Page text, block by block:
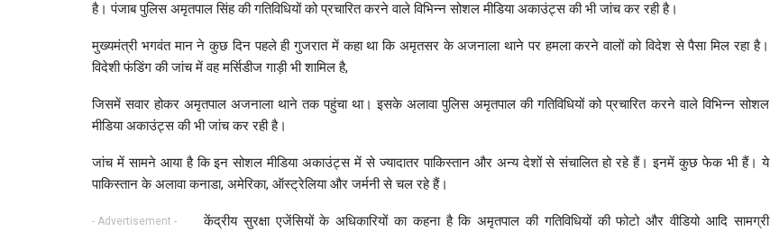
है। पंजाब पुलिस अमृतपाल सिंह की गतिविधियों को प्रचारित करने वाले विभिन्न सोशल मीडिया अकाउंट्स की भी जांच कर रही है।
मुख्यमंत्री भगवंत मान ने कुछ दिन पहले ही गुजरात में कहा था कि अमृतसर के अजनाला थाने पर हमला करने वालों को विदेश से पैसा मिल रहा है।
विदेशी फंडिंग की जांच में वह मर्सिडीज गाड़ी भी शामिल है,
जिसमें सवार होकर अमृतपाल अजनाला थाने तक पहुंचा था। इसके अलावा पुलिस अमृतपाल की गतिविधियों को प्रचारित करने वाले विभिन्न सोशल
मीडिया अकाउंट्स की भी जांच कर रही है।
जांच में सामने आया है कि इन सोशल मीडिया अकाउंट्स में से ज्यादातर पाकिस्तान और अन्य देशों से संचालित हो रहे हैं। इनमें कुछ फेक भी हैं। ये
पाकिस्तान के अलावा कनाडा, अमेरिका, ऑस्ट्रेलिया और जर्मनी से चल रहे हैं।
- Advertisement -
केंद्रीय सुरक्षा एजेंसियों के अधिकारियों का कहना है कि अमृतपाल की गतिविधियों की फोटो और वीडियो आदि सामग्री